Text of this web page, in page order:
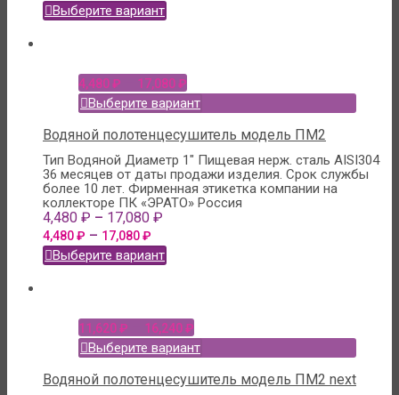
Выберите вариант
4,480₽ 17,080₽
Выберите вариант
Водяной полотенцесушитель модель ПМ2
Тип Водяной Диаметр 1" Пищевая нерж. сталь AISI304
36 месяцев от даты продажи изделия. Срок службы
более 10 лет. Фирменная этикетка компании на
коллекторе ПК «ЭРАТО» Россия
4,480 ₽ – 17,080 ₽
4,480₽ – 17,080₽
Выберите вариант
11,620₽ 16,240₽
Выберите вариант
Водяной полотенцесушитель модель ПМ2 next